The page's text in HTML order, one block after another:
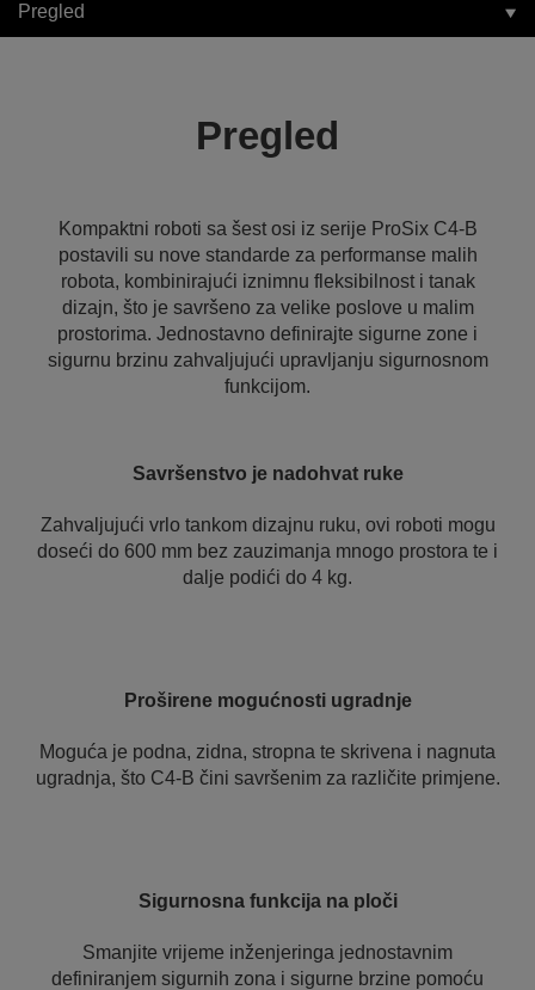
Pregled
Pregled
Kompaktni roboti sa šest osi iz serije ProSix C4-B
postavili su nove standarde za performanse malih
robota, kombinirajući iznimnu fleksibilnost i tanak
dizajn, što je savršeno za velike poslove u malim
prostorima. Jednostavno definirajte sigurne zone i
sigurnu brzinu zahvaljujući upravljanju sigurnosnom
funkcijom.
Savršenstvo je nadohvat ruke
Zahvaljujući vrlo tankom dizajnu ruku, ovi roboti mogu
doseći do 600 mm bez zauzimanja mnogo prostora te i
dalje podići do 4 kg.
Proširene mogućnosti ugradnje
Moguća je podna, zidna, stropna te skrivena i nagnuta
ugradnja, što C4-B čini savršenim za različite primjene.
Sigurnosna funkcija na ploči
Smanjite vrijeme inženjeringa jednostavnim
definiranjem sigurnih zona i sigurne brzine pomoću